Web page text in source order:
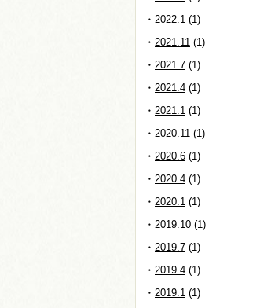
2022.1 (1)
2021.11 (1)
2021.7 (1)
2021.4 (1)
2021.1 (1)
2020.11 (1)
2020.6 (1)
2020.4 (1)
2020.1 (1)
2019.10 (1)
2019.7 (1)
2019.4 (1)
2019.1 (1)